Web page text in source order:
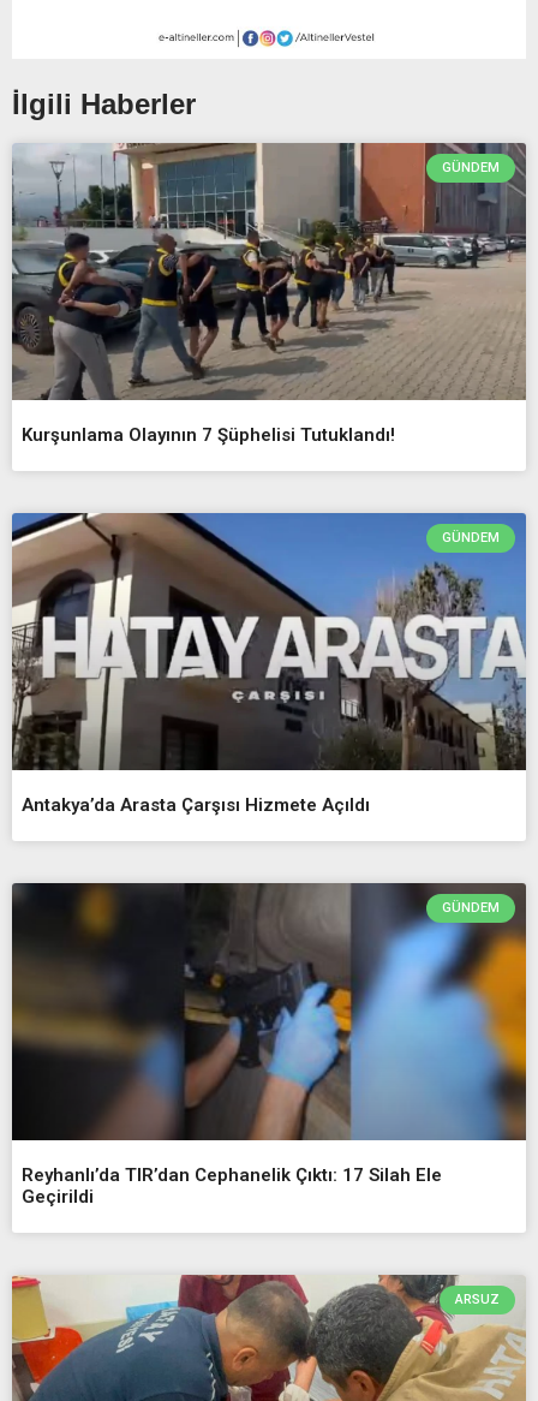
İlgili Haberler
GÜNDEM
Kurşunlama Olayının 7 Şüphelisi Tutuklandı!
GÜNDEM
Antakya’da Arasta Çarşısı Hizmete Açıldı
GÜNDEM
Reyhanlı’da TIR’dan Cephanelik Çıktı: 17 Silah Ele
Geçirildi
ARSUZ